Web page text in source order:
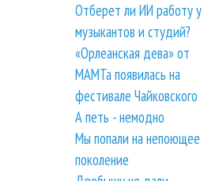
Отберет ли ИИ работу у
музыкантов и студий?
«Орлеанская дева» от
МАМТа появилась на
фестивале Чайковского
А петь - немодно
Мы попали на непоющее
поколение